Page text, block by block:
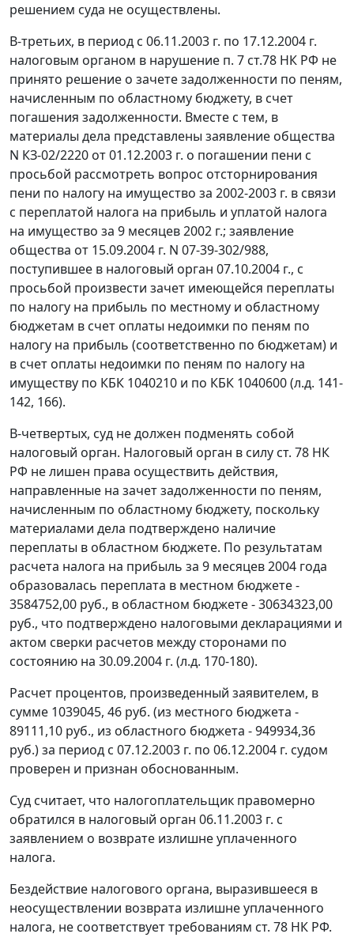
решением суда не осуществлены.
В-третьих, в период с 06.11.2003 г. по 17.12.2004 г.
налоговым органом в нарушение п. 7 ст.78 НК РФ не
принято решение о зачете задолженности по пеням,
начисленным по областному бюджету, в счет
погашения задолженности. Вместе с тем, в
материалы дела представлены заявление общества
N КЗ-02/2220 от 01.12.2003 г. о погашении пени с
просьбой рассмотреть вопрос отсторнирования
пени по налогу на имущество за 2002-2003 г. в связи
с переплатой налога на прибыль и уплатой налога
на имущество за 9 месяцев 2002 г.; заявление
общества от 15.09.2004 г. N 07-39-302/988,
поступившее в налоговый орган 07.10.2004 г., с
просьбой произвести зачет имеющейся переплаты
по налогу на прибыль по местному и областному
бюджетам в счет оплаты недоимки по пеням по
налогу на прибыль (соответственно по бюджетам) и
в счет оплаты недоимки по пеням по налогу на
имуществу по КБК 1040210 и по КБК 1040600 (л.д. 141-
142, 166).
В-четвертых, суд не должен подменять собой
налоговый орган. Налоговый орган в силу ст. 78 НК
РФ не лишен права осуществить действия,
направленные на зачет задолженности по пеням,
начисленным по областному бюджету, поскольку
материалами дела подтверждено наличие
переплаты в областном бюджете. По результатам
расчета налога на прибыль за 9 месяцев 2004 года
образовалась переплата в местном бюджете -
3584752,00 руб., в областном бюджете - 30634323,00
руб., что подтверждено налоговыми декларациями и
актом сверки расчетов между сторонами по
состоянию на 30.09.2004 г. (л.д. 170-180).
Расчет процентов, произведенный заявителем, в
сумме 1039045, 46 руб. (из местного бюджета -
89111,10 руб., из областного бюджета - 949934,36
руб.) за период с 07.12.2003 г. по 06.12.2004 г. судом
проверен и признан обоснованным.
Суд считает, что налогоплательщик правомерно
обратился в налоговый орган 06.11.2003 г. с
заявлением о возврате излишне уплаченного
налога.
Бездействие налогового органа, выразившееся в
неосуществлении возврата излишне уплаченного
налога, не соответствует требованиям ст. 78 НК РФ.